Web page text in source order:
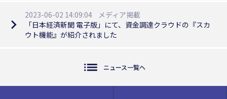
list ニュース一覧へ
navigate_next
2023-06-02 14:09:04
メディア掲載
「日本経済新聞 電子版」にて、資金調達クラウドの『スカ
ウト機能』が紹介されました